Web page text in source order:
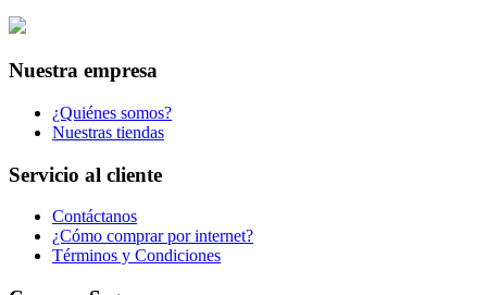
Nuestra empresa
¿Quiénes somos?
Nuestras tiendas
Servicio al cliente
Contáctanos
¿Cómo comprar por internet?
Términos y Condiciones